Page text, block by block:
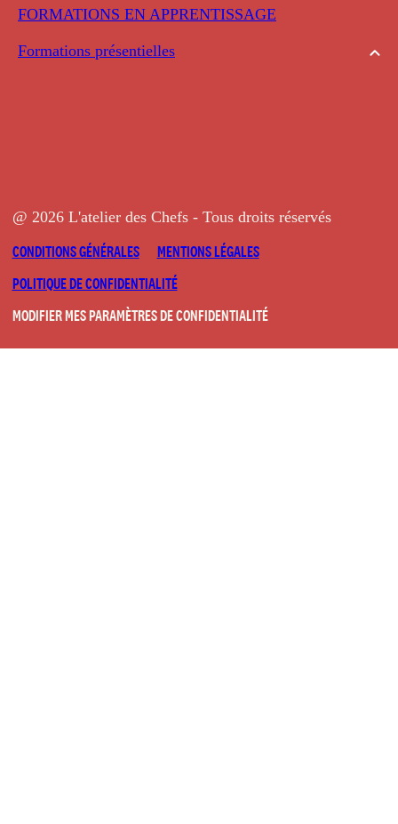
FORMATIONS EN APPRENTISSAGE
Formations présentielles
@ 2026 L'atelier des Chefs - Tous droits réservés
CONDITIONS GÉNÉRALES
MENTIONS LÉGALES
POLITIQUE DE CONFIDENTIALITÉ
MODIFIER MES PARAMÈTRES DE CONFIDENTIALITÉ